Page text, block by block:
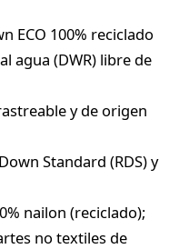
ECO 100% reciclado
agua (DWR) libre de
y de origen
Standard (RDS) y
nailon (reciclado);
no textiles de